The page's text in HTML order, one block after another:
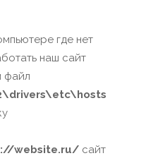
где нет
наш сайт
файл
website.ru/ сайт